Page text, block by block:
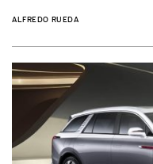
ALFREDO RUEDA